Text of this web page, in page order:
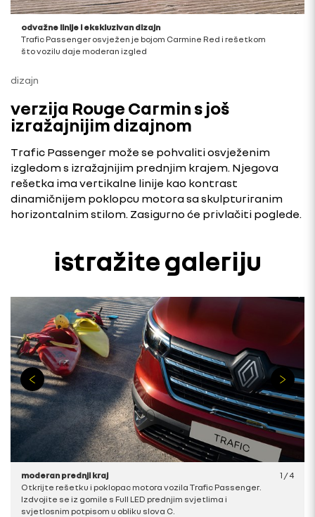
odvažne linije i ekskluzivan dizajn
Trafic Passenger osvježen je bojom Carmine Red i rešetkom
što vozilu daje moderan izgled
dizajn
verzija Rouge Carmin s još
izražajnijim dizajnom
Trafic Passenger može se pohvaliti osvježenim
izgledom s izražajnijim prednjim krajem. Njegova
rešetka ima vertikalne linije kao kontrast
dinamičnijem poklopcu motora sa skulpturiranim
horizontalnim stilom. Zasigurno će privlačiti poglede.
istražite galeriju
moderan prednji kraj
Otkrijte rešetku i poklopac motora vozila Trafic Passenger.
Izdvojite se iz gomile s Full LED prednjim svjetlima i
svjetlosnim potpisom u obliku slova C.
1 /4